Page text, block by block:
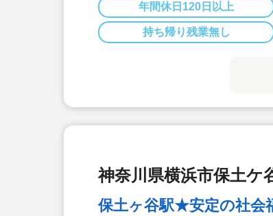
年間休日120日以上
持ち帰り残業無し
神奈川県横浜市保土ケ
保土ヶ谷駅★安定の社